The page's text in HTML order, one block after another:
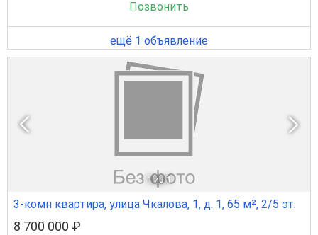
Позвонить
ещё 1 объявление
1 из 1
3-комн квартира, улица Чкалова, 1, д. 1, 65 м², 2/5 эт.
8 700 000 ₽